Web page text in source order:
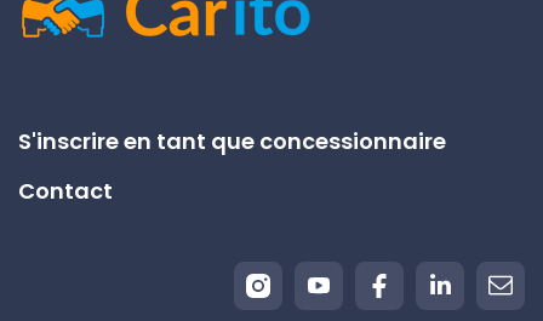
S'inscrire en tant que concessionnaire
Contact